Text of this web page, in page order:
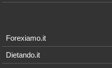
Forexiamo.it
Dietando.it